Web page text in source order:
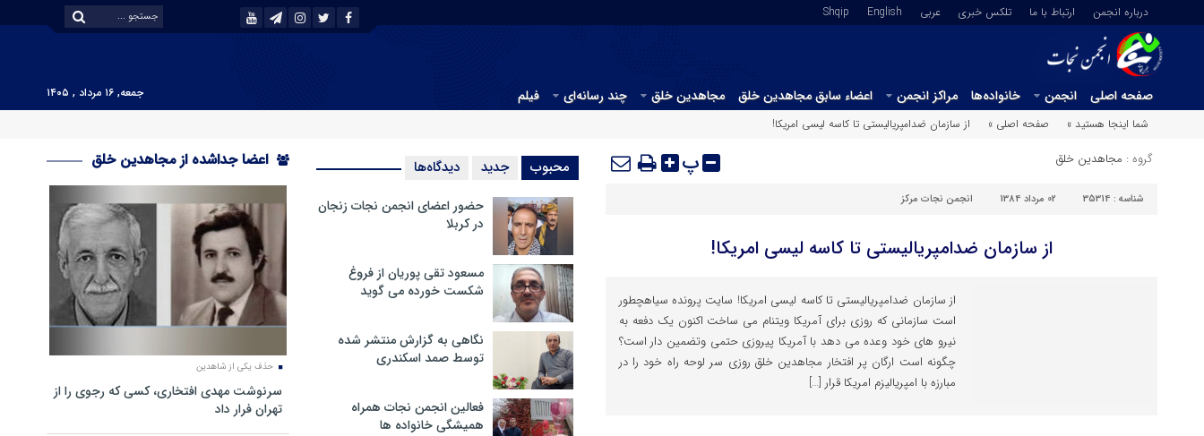
درباره انجمن ارتباط با ما تلکس خبری عربي English
Shqip
صفحه اصلی انجمن خانواده‌ها مراکز انجمن اعضاء سابق مجاهدین خلق مجاهدین خلق چند رسانه‌ای فیلم
جمعه, ۱۶ مرداد , ۱۴۰۵
شما اینجا هستید »
صفحه اصلی » از سازمان ضدامپریالیستی تا کاسه ‎لیسی امریکا!
گروه : مجاهدین خلق پ
شناسه : 35314 02 مرداد 1384 انجمن نجات مرکز
از سازمان ضدامپریالیستی تا کاسه ‎لیسی امریکا!
از سازمان ضدامپریالیستی تا کاسه ‎لیسی امریکا! سایت پرونده سیاهچطور
است سازمانی که روزی برای آمریکا ویتنام می ساخت اکنون یک دفعه به
نیرو های خود وعده می دهد با آمریکا پیروزی حتمی وتضمین دار است؟
چگونه است ارگان پر افتخار مجاهدین خلق روزی سر لوحه راه خود را در
مبارزه با امپریالیزم امریکا قرار […]
محبوب جدید دیدگاه‌ها
حضور اعضای انجمن نجات زنجان
در کربلا
مسعود تقی پوریان از فروغ
شکست خورده می گوید
نگاهی به گزارش منتشر شده
توسط صمد اسکندری
فعالین انجمن نجات همراه
همیشگی خانواده ها
اعضا جداشده از مجاهدین خلق
حذف یکی از شاهدین
سرنوشت مهدی افتخاری، کسی که رجوی را از
تهران فرار داد